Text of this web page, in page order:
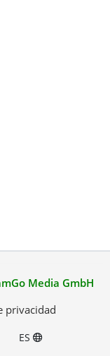
Media GmbH
privacidad
ES